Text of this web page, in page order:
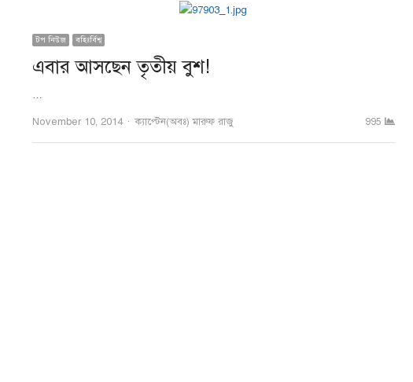
টপ নিউজ বহিঃর্বিশ্ব
এবার আসছেন তৃতীয় বুশ!
…
November 10, 2014 Author
ক্যাপ্টেন(অবঃ) মারুফ রাজু 995